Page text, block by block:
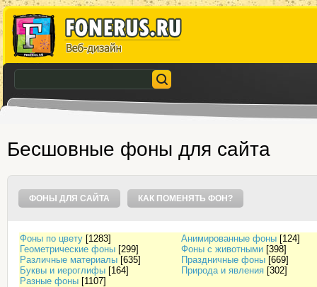
Бесшовные фоны для сайта
ФОНЫ ДЛЯ САЙТА КАК ПОМЕНЯТЬ ФОН?
Фоны по цвету [1283] Анимированные фоны [124]
Геометрические фоны [299] Фоны с животными [398]
Различные материалы [635] Праздничные фоны [669]
Буквы и иероглифы [164] Природа и явления [302]
Разные фоны [1107]